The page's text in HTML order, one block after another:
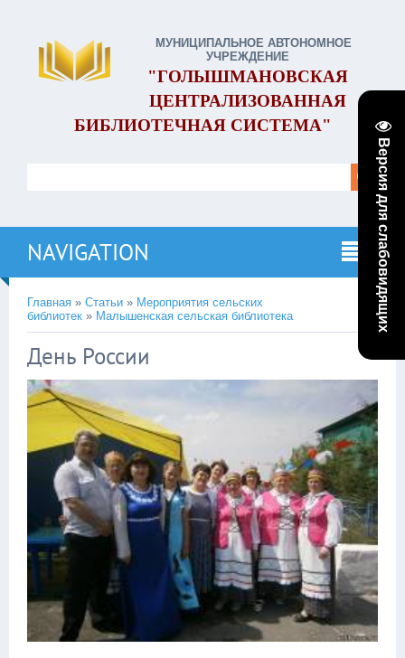
Версия для слабовидящих
МУНИЦИПАЛЬНОЕ АВТОНОМНОЕ
УЧРЕЖДЕНИЕ
"ГОЛЫШМАНОВСКАЯ
ЦЕНТРАЛИЗОВАННАЯ
БИБЛИОТЕЧНАЯ СИСТЕМА"
NAVIGATION
Главная » Статьи » Мероприятия сельских
библиотек » Малышенская сельская библиотека
День России